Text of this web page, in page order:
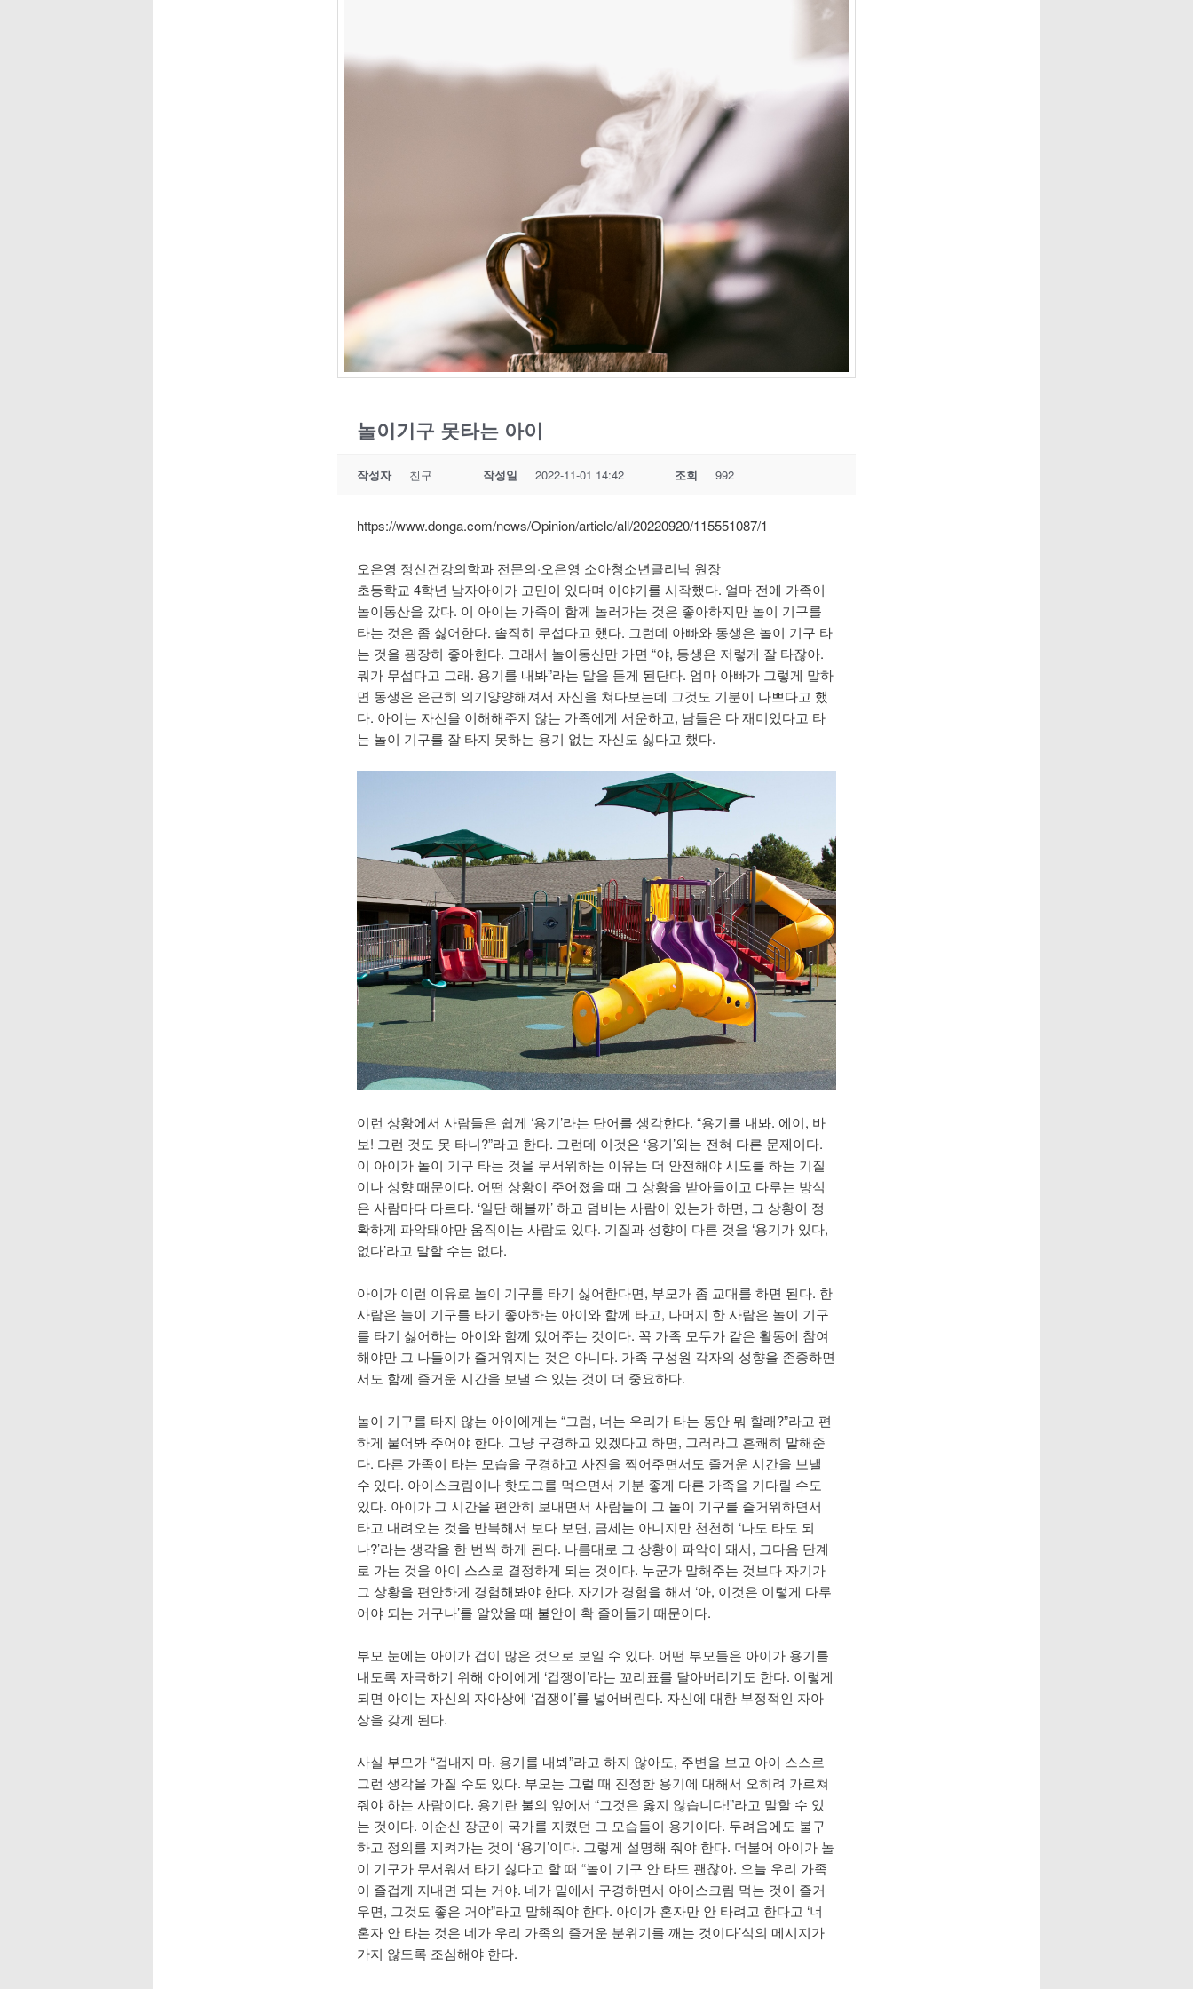
놀이기구 못타는 아이
작성자 친구 작성일 2022-11-01 14:42 조회 992
https://www.donga.com/news/Opinion/article/all/20220920/115551087/1
오은영 정신건강의학과 전문의·오은영 소아청소년클리닉 원장
초등학교 4학년 남자아이가 고민이 있다며 이야기를 시작했다. 얼마 전에 가족이
놀이동산을 갔다. 이 아이는 가족이 함께 놀러가는 것은 좋아하지만 놀이 기구를
타는 것은 좀 싫어한다. 솔직히 무섭다고 했다. 그런데 아빠와 동생은 놀이 기구 타
는 것을 굉장히 좋아한다. 그래서 놀이동산만 가면 “야, 동생은 저렇게 잘 타잖아.
뭐가 무섭다고 그래. 용기를 내봐”라는 말을 듣게 된단다. 엄마 아빠가 그렇게 말하
면 동생은 은근히 의기양양해져서 자신을 쳐다보는데 그것도 기분이 나쁘다고 했
다. 아이는 자신을 이해해주지 않는 가족에게 서운하고, 남들은 다 재미있다고 타
는 놀이 기구를 잘 타지 못하는 용기 없는 자신도 싫다고 했다.
이런 상황에서 사람들은 쉽게 ‘용기’라는 단어를 생각한다. “용기를 내봐. 에이, 바
보! 그런 것도 못 타니?”라고 한다. 그런데 이것은 ‘용기’와는 전혀 다른 문제이다.
이 아이가 놀이 기구 타는 것을 무서워하는 이유는 더 안전해야 시도를 하는 기질
이나 성향 때문이다. 어떤 상황이 주어졌을 때 그 상황을 받아들이고 다루는 방식
은 사람마다 다르다. ‘일단 해볼까’ 하고 덤비는 사람이 있는가 하면, 그 상황이 정
확하게 파악돼야만 움직이는 사람도 있다. 기질과 성향이 다른 것을 ‘용기가 있다,
없다’라고 말할 수는 없다.
아이가 이런 이유로 놀이 기구를 타기 싫어한다면, 부모가 좀 교대를 하면 된다. 한
사람은 놀이 기구를 타기 좋아하는 아이와 함께 타고, 나머지 한 사람은 놀이 기구
를 타기 싫어하는 아이와 함께 있어주는 것이다. 꼭 가족 모두가 같은 활동에 참여
해야만 그 나들이가 즐거워지는 것은 아니다. 가족 구성원 각자의 성향을 존중하면
서도 함께 즐거운 시간을 보낼 수 있는 것이 더 중요하다.
놀이 기구를 타지 않는 아이에게는 “그럼, 너는 우리가 타는 동안 뭐 할래?”라고 편
하게 물어봐 주어야 한다. 그냥 구경하고 있겠다고 하면, 그러라고 흔쾌히 말해준
다. 다른 가족이 타는 모습을 구경하고 사진을 찍어주면서도 즐거운 시간을 보낼
수 있다. 아이스크림이나 핫도그를 먹으면서 기분 좋게 다른 가족을 기다릴 수도
있다. 아이가 그 시간을 편안히 보내면서 사람들이 그 놀이 기구를 즐거워하면서
타고 내려오는 것을 반복해서 보다 보면, 금세는 아니지만 천천히 ‘나도 타도 되
나?’라는 생각을 한 번씩 하게 된다. 나름대로 그 상황이 파악이 돼서, 그다음 단계
로 가는 것을 아이 스스로 결정하게 되는 것이다. 누군가 말해주는 것보다 자기가
그 상황을 편안하게 경험해봐야 한다. 자기가 경험을 해서 ‘아, 이것은 이렇게 다루
어야 되는 거구나’를 알았을 때 불안이 확 줄어들기 때문이다.
부모 눈에는 아이가 겁이 많은 것으로 보일 수 있다. 어떤 부모들은 아이가 용기를
내도록 자극하기 위해 아이에게 ‘겁쟁이’라는 꼬리표를 달아버리기도 한다. 이렇게
되면 아이는 자신의 자아상에 ‘겁쟁이’를 넣어버린다. 자신에 대한 부정적인 자아
상을 갖게 된다.
사실 부모가 “겁내지 마. 용기를 내봐”라고 하지 않아도, 주변을 보고 아이 스스로
그런 생각을 가질 수도 있다. 부모는 그럴 때 진정한 용기에 대해서 오히려 가르쳐
줘야 하는 사람이다. 용기란 불의 앞에서 “그것은 옳지 않습니다!”라고 말할 수 있
는 것이다. 이순신 장군이 국가를 지켰던 그 모습들이 용기이다. 두려움에도 불구
하고 정의를 지켜가는 것이 ‘용기’이다. 그렇게 설명해 줘야 한다. 더불어 아이가 놀
이 기구가 무서워서 타기 싫다고 할 때 “놀이 기구 안 타도 괜찮아. 오늘 우리 가족
이 즐겁게 지내면 되는 거야. 네가 밑에서 구경하면서 아이스크림 먹는 것이 즐거
우면, 그것도 좋은 거야”라고 말해줘야 한다. 아이가 혼자만 안 타려고 한다고 ‘너
혼자 안 타는 것은 네가 우리 가족의 즐거운 분위기를 깨는 것이다’식의 메시지가
가지 않도록 조심해야 한다.